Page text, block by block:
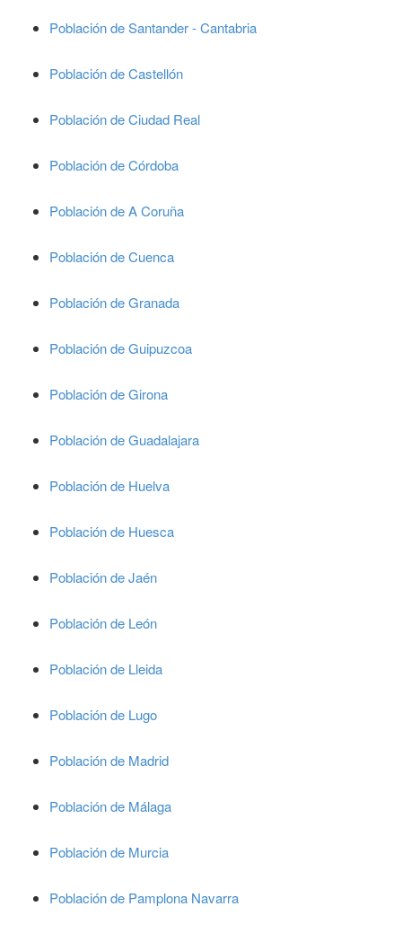
Población de Santander - Cantabria
Población de Castellón
Población de Ciudad Real
Población de Córdoba
Población de A Coruña
Población de Cuenca
Población de Granada
Población de Guipuzcoa
Población de Girona
Población de Guadalajara
Población de Huelva
Población de Huesca
Población de Jaén
Población de León
Población de Lleida
Población de Lugo
Población de Madrid
Población de Málaga
Población de Murcia
Población de Pamplona Navarra